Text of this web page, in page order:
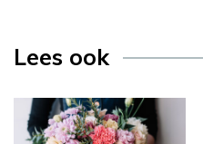
Lees ook